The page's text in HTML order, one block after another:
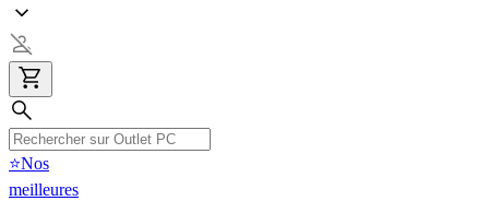
⭐Nos
meilleures